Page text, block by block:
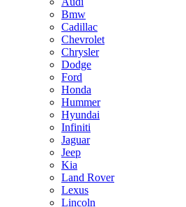
Bmw
Cadillac
Chevrolet
Chrysler
Dodge
Ford
Honda
Hummer
Hyundai
Infiniti
Jaguar
Jeep
Kia
Land Rover
Lexus
Lincoln